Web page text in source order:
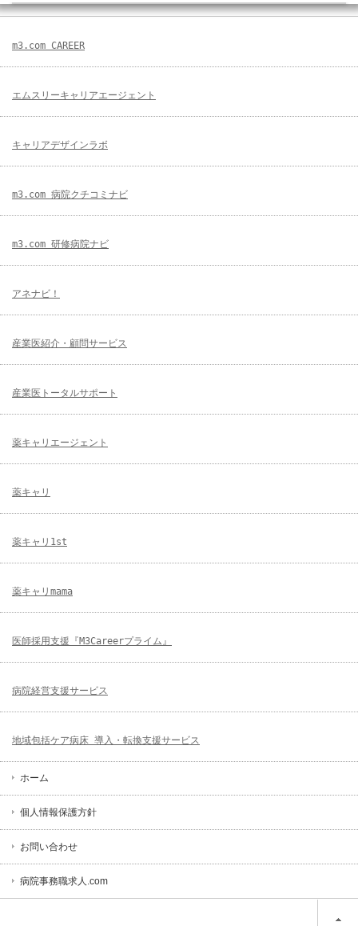
m3.com CAREER
エムスリーキャリアエージェント
キャリアデザインラボ
m3.com 病院クチコミナビ
m3.com 研修病院ナビ
アネナビ！
産業医紹介・顧問サービス
産業医トータルサポート
薬キャリエージェント
薬キャリ
薬キャリ1st
薬キャリmama
医師採用支援『M3Careerプライム』
病院経営支援サービス
地域包括ケア病床 導入・転換支援サービス
ホーム
個人情報保護方針
お問い合わせ
病院事務職求人.com